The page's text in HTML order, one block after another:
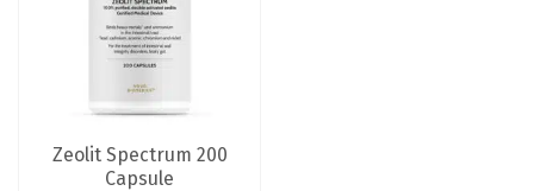
Zeolit Spectrum 200
Capsule